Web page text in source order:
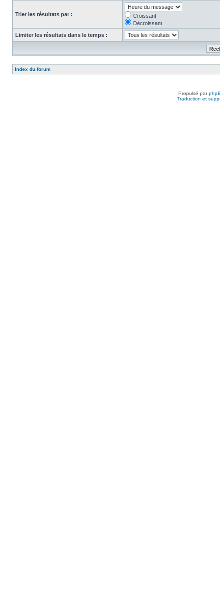
Trier les résultats par :
Croissant
Décroissant
Limiter les résultats dans le temps :
Index du forum
Propulsé par
Traduction et